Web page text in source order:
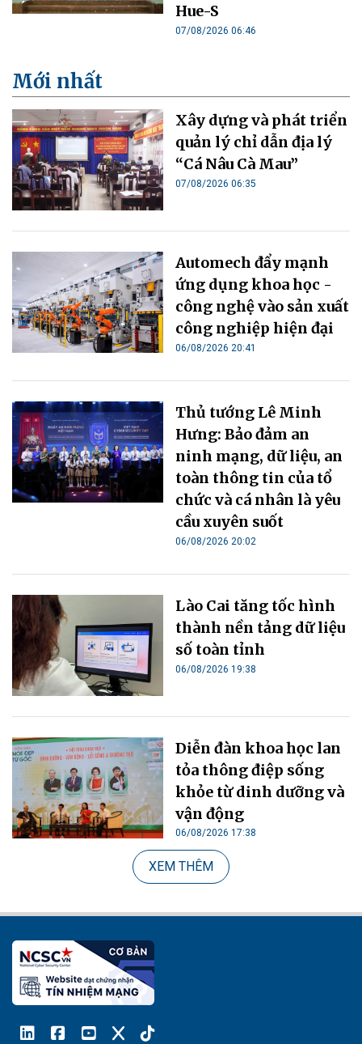
Hue-S
07/08/2026 06:46
Mới nhất
Xây dựng và phát triển
quản lý chỉ dẫn địa lý
“Cá Nâu Cà Mau”
07/08/2026 06:35
Automech đẩy mạnh
ứng dụng khoa học -
công nghệ vào sản xuất
công nghiệp hiện đại
06/08/2026 20:41
Thủ tướng Lê Minh
Hưng: Bảo đảm an
ninh mạng, dữ liệu, an
toàn thông tin của tổ
chức và cá nhân là yêu
cầu xuyên suốt
06/08/2026 20:02
Lào Cai tăng tốc hình
thành nền tảng dữ liệu
số toàn tỉnh
06/08/2026 19:38
Diễn đàn khoa học lan
tỏa thông điệp sống
khỏe từ dinh dưỡng và
vận động
06/08/2026 17:38
XEM THÊM